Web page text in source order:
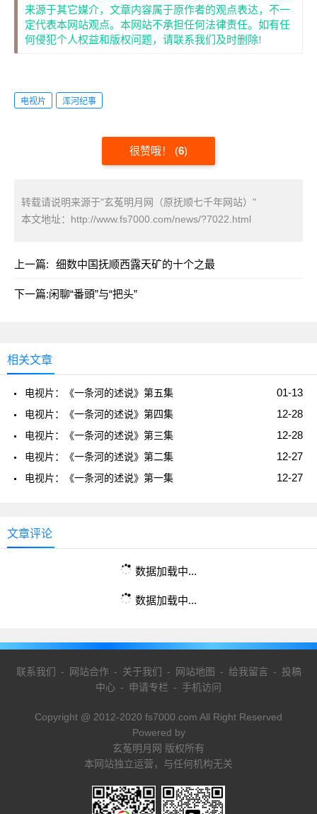
来源于其它媒介，文章内容属于原作者的观点表达，不一
定代表本网站观点。本网站不承担任何法律责任。如有任
何侵犯个人权益和版权问题，请联系我们及时删除!
电视片 浑河纪事
很赞哦！ (6)
转载请说明来源于"玄菟明月网（原抚顺七千年网站）"
本文地址： http://www.fs7000.com/news/?7022.html
上一篇: 细数中国抚顺西露天矿的十个之最
下一篇:闲聊“番頭”与“把头”
相关文章
01-13
电视片：《一条河的述说》第五集
12-28
电视片：《一条河的述说》第四集
12-28
电视片：《一条河的述说》第三集
12-27
电视片：《一条河的述说》第二集
12-27
电视片：《一条河的述说》第一集
文章评论
数据加载中...
数据加载中...
联系我们 - 网站合作- 关于我们 - 网站地图 - 给我留言 - 投稿
中心 - 申请专栏 - 手机访问
Copyright @ 2012-2020 fs7000.com All Right Reserved
Powered by
玄菟明月网 版权所有
本网站独立运营，与任何机构无关